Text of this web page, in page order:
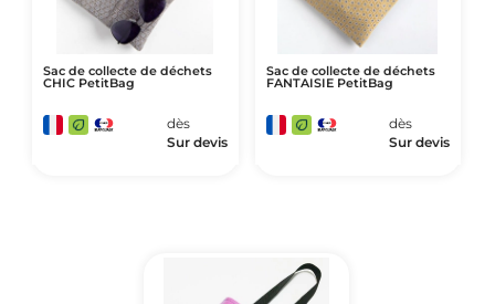
Sac de collecte de déchets
CHIC PetitBag
dès
Sur devis
Sac de collecte de déchets
FANTAISIE PetitBag
dès
Sur devis